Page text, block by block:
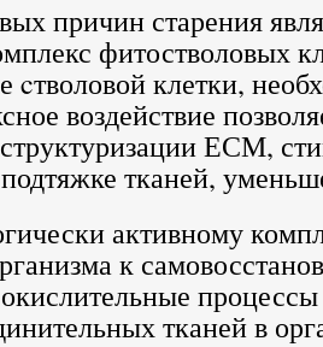
причин старения
фитостволовых
cтволовой клетки,
воздействие
ЕСМ,
тканей,
активному
к
тканей в